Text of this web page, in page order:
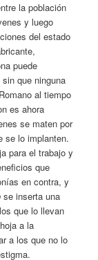
la población
y luego
del estado
puede
que ninguna
al tiempo
es ahora
se maten por
se lo implanten.
para el trabajo y
que
en contra, y
se inserta una
que lo llevan
a la
a los que no lo